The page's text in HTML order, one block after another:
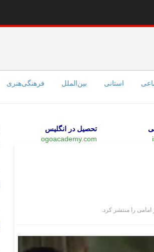
استانی بین‌الملل فرهنگی‌هنری
تحصیل در انگلیس
ogoacademy.com